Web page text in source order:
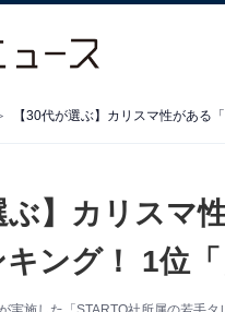
ぶ】カリスマ
ング！ 1位